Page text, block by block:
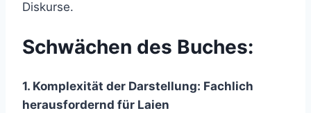
Diskurse.
Schwächen des Buches:
1. Komplexität der Darstellung: Fachlich
herausfordernd für Laien